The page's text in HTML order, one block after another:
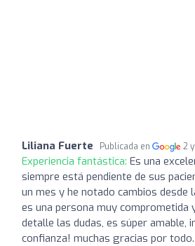
Liliana Fuerte Publicada en 2
Experiencia fantástica: Es una
siempre está pendiente de sus
un mes y he notado cambios desde
es una persona muy comprometida
detalle las dudas, es súper amable,
confianza! muchas gracias por todo.